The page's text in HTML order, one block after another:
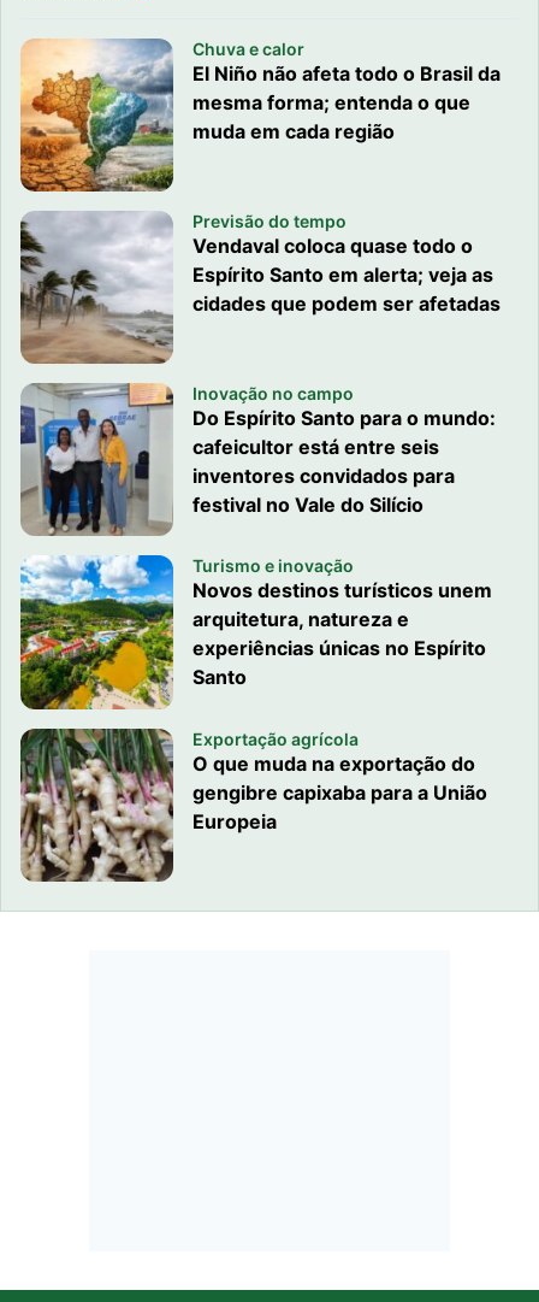
Chuva e calor
El Niño não afeta todo o Brasil da
mesma forma; entenda o que
muda em cada região
Previsão do tempo
Vendaval coloca quase todo o
Espírito Santo em alerta; veja as
cidades que podem ser afetadas
Inovação no campo
Do Espírito Santo para o mundo:
cafeicultor está entre seis
inventores convidados para
festival no Vale do Silício
Turismo e inovação
Novos destinos turísticos unem
arquitetura, natureza e
experiências únicas no Espírito
Santo
Exportação agrícola
O que muda na exportação do
gengibre capixaba para a União
Europeia